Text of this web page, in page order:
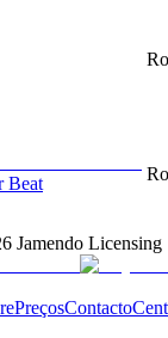
Beat
Jamendo Licensing
PreçosContacto